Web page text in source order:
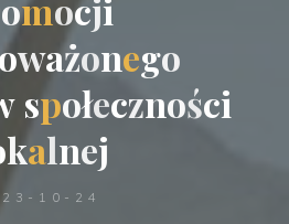
omocji
ważonego
społeczności
kalnej
10-24